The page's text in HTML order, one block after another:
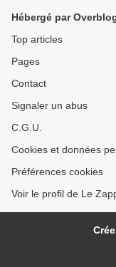
Hébergé par
Top articles
Pages
Contact
Signaler un abus
C.G.U.
Cookies et données
Préférences cookies
Voir le profil de Le